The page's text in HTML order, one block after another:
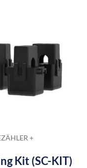
+
Kit (SC-KIT)